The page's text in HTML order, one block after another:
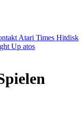
Atari Times Hitdisk
Up atos